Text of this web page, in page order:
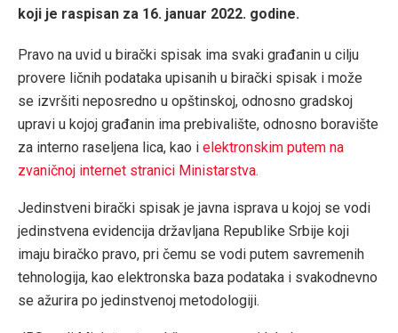
koji je raspisan za 16. januar 2022. godine.
Pravo na uvid u birački spisak ima svaki građanin u cilju
provere ličnih podataka upisanih u birački spisak i može
se izvršiti neposredno u opštinskoj, odnosno gradskoj
upravi u kojoj građanin ima prebivalište, odnosno boravište
za interno raseljena lica, kao i elektronskim putem na
zvaničnoj internet stranici Ministarstva.
Jedinstveni birački spisak je javna isprava u kojoj se vodi
jedinstvena evidencija državljana Republike Srbije koji
imaju biračko pravo, pri čemu se vodi putem savremenih
tehnologija, kao elektronska baza podataka i svakodnevno
se ažurira po jedinstvenoj metodologiji.